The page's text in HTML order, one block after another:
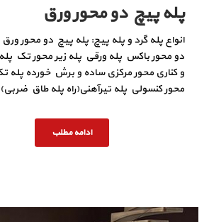
پله پیچ دو محور ورق
انواع پله گرد و پله پیچ: پله پیچ دو محور
دو محور باکس پله ورقی پله زیر محور تک
و کناری محور مرکزی ساده و برش خورده پله
محور کنسولی پله تیرآهنی(راه پله طاق
ادامه مطلب